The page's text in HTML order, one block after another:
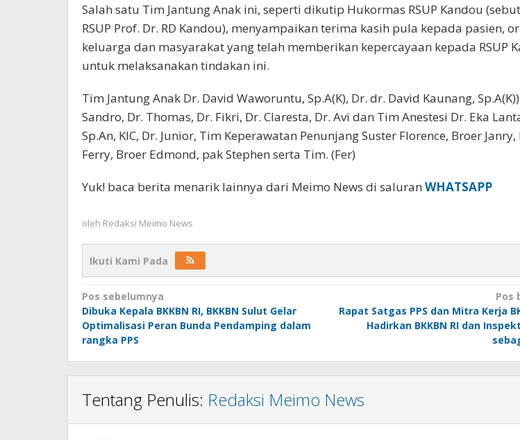
Salah satu Tim Jantung Anak ini, seperti dikutip Hukormas RSUP Kandou
RSUP Prof. Dr. RD Kandou), menyampaikan terima kasih pula kepada pasien,
keluarga dan masyarakat yang telah memberikan kepercayaan kepada RSUP
untuk melaksanakan tindakan ini.
Tim Jantung Anak Dr. David Waworuntu, Sp.A(K), Dr. dr. David Kaunang,
Sandro, Dr. Thomas, Dr. Fikri, Dr. Claresta, Dr. Avi dan Tim Anestesi Dr. Eka
Sp.An, KIC, Dr. Junior, Tim Keperawatan Penunjang Suster Florence, Broer
Ferry, Broer Edmond, pak Stephen serta Tim. (Fer)
Yuk! baca berita menarik lainnya dari Meimo News di saluran WHATSAPP
oleh Redaksi Meimo News
Ikuti Kami Pada
Navigasi
pos
Pos sebelumnya
Dibuka Kepala BKKBN RI, BKKBN Sulut Gelar
Optimalisasi Peran Bunda Pendamping dalam
rangka PPS
Pos
Rapat Satgas PPS dan Mitra Kerja
Hadirkan BKKBN RI dan
Tentang Penulis: Redaksi Meimo News